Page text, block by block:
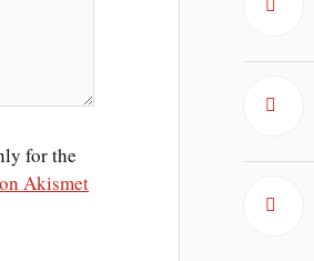
for the
Akismet